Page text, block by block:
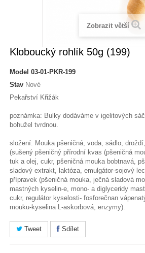
Zobrazit větší
Kloboucký rohlík 50g (199)
Model 03-01-PKR-199
Stav Nové
Pekařství Křižák
poznámka: Bulky dodáváme v igelitových
bohužel tvrdnou.
složení: Mouka pšeničná, voda, sádlo,
(sušený pšeničný přírodní kvas (pšeničná
tuk a olej, cukr, pšeničná mouka bobtnavá,
sladový extrakt, laktóza, emulgátor-sojový
přípravek (pšeničná mouka, ječná sladová
mastných kyselin-e, mono- a diglyceridy
cukr, regulátor kyselosti- fosforečnan
mouku-kyselina L-askorbová, enzymy).
Tweet Sdílet